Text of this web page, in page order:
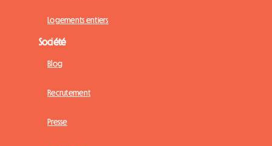
Logements entiers
Société
Blog
Recrutement
Presse